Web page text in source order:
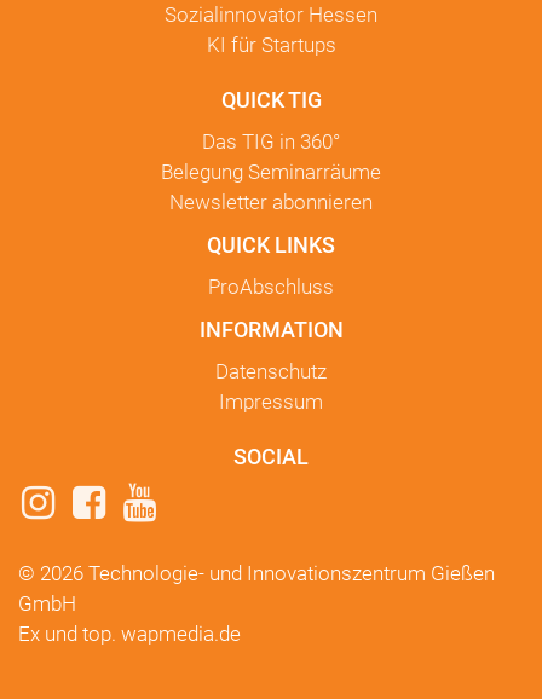
Sozialinnovator Hessen
KI für Startups
QUICK TIG
Das TIG in 360°
Belegung Seminarräume
Newsletter abonnieren
QUICK LINKS
ProAbschluss
INFORMATION
Datenschutz
Impressum
SOCIAL
© 2026 Technologie- und Innovationszentrum Gießen
GmbH
Ex und top. wapmedia.de